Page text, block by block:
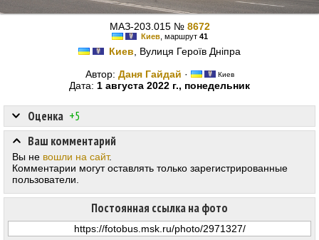
МАЗ-203.015 № 8672
Киев, маршрут 41
Киев , Вулиця Героїв Дніпра
Автор: Даня Гайдай · Киев
Дата: 1 августа 2022 г., понедельник
Оценка +5
Постоянная ссылка на фото
Ваш комментарий
Вы не вошли на сайт.
Комментарии могут оставлять только зарегистрированные
пользователи.